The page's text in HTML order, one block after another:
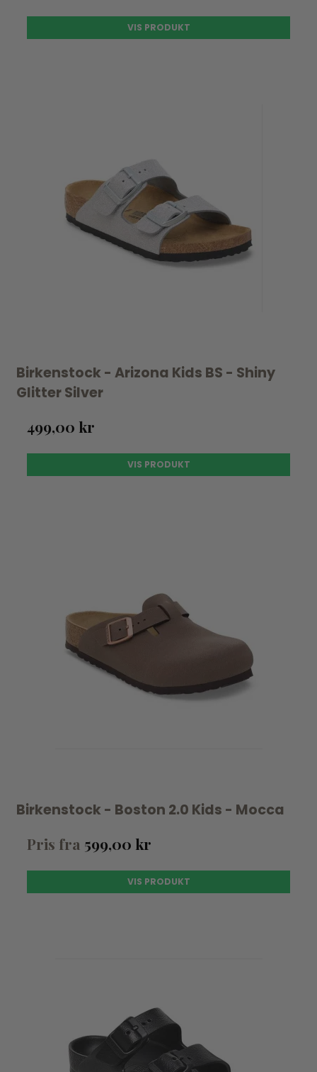
VIS PRODUKT
Birkenstock - Arizona Kids BS - Shiny
Glitter Silver
499,00 kr
VIS PRODUKT
Birkenstock - Boston 2.0 Kids - Mocca
Pris fra 599,00 kr
VIS PRODUKT